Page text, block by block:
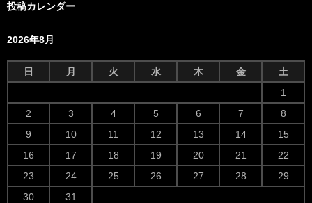
投稿カレンダー
2026年8月
日 月 火 水 木 金
土
1
2
3 4 5 6 7
8
9
10 11 12 13 14
15
16
17 18 19 20 21
22
23
24 25 26 27 28
29
30
31